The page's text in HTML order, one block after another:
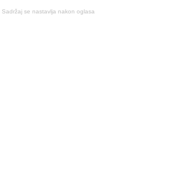
Sadržaj se nastavlja nakon oglasa